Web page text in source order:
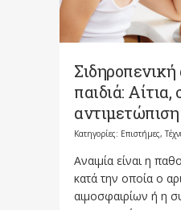
Σιδηροπενική
παιδιά:
αντιμετώπιση
Κατηγορίες: Επιστήμες,
Αναιμία είναι η
κατά την οποία ο
αιμοσφαιρίων ή η